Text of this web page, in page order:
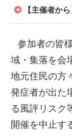
【主催者から
参加者の皆
域・集落を会
地元住民の方
発症者が出た
る風評リスク
開催を中止す